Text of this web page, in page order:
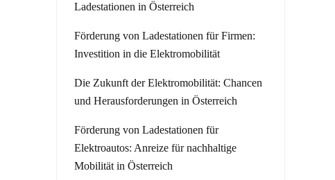
Ladestationen in Österreich
Förderung von Ladestationen für Firmen:
Investition in die Elektromobilität
Die Zukunft der Elektromobilität: Chancen
und Herausforderungen in Österreich
Förderung von Ladestationen für
Elektroautos: Anreize für nachhaltige
Mobilität in Österreich